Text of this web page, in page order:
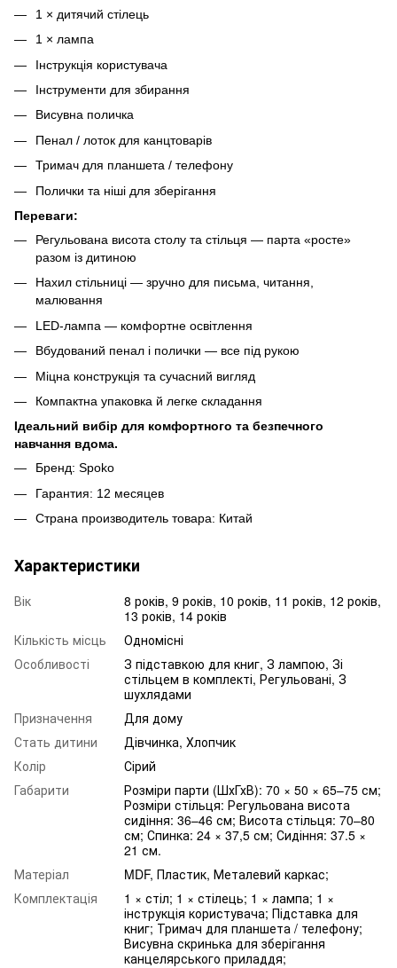
1 × дитячий стілець
1 × лампа
Інструкція користувача
Інструменти для збирання
Висувна поличка
Пенал / лоток для канцтоварів
Тримач для планшета / телефону
Полички та ніші для зберігання
Переваги:
Регульована висота столу та стільця — парта «росте»
разом із дитиною
Нахил стільниці — зручно для письма, читання,
малювання
LED-лампа — комфортне освітлення
Вбудований пенал і полички — все під рукою
Міцна конструкція та сучасний вигляд
Компактна упаковка й легке складання
Ідеальний вибір для комфортного та безпечного
навчання вдома.
Бренд: Spoko
Гарантия: 12 месяцев
Страна производитель товара: Китай
Характеристики
Вік
8 років, 9 років, 10 років, 11 років, 12 років,
13 років, 14 років
Кількість місць
Одномісні
Особливості
З підставкою для книг, З лампою, Зі
стільцем в комплекті, Регульовані, З
шухлядами
Призначення
Для дому
Стать дитини
Дівчинка, Хлопчик
Колір
Сірий
Габарити
Розміри парти (ШхГхВ): 70 × 50 × 65–75 см;
Розміри стільця: Регульована висота
сидіння: 36–46 см; Висота стільця: 70–80
см; Спинка: 24 × 37,5 см; Сидіння: 37.5 ×
21 см.
Матеріал
MDF, Пластик, Металевий каркас;
Комплектація
1 × стіл; 1 × стілець; 1 × лампа; 1 ×
інструкція користувача; Підставка для
книг; Тримач для планшета / телефону;
Висувна скринька для зберігання
канцелярського приладдя;